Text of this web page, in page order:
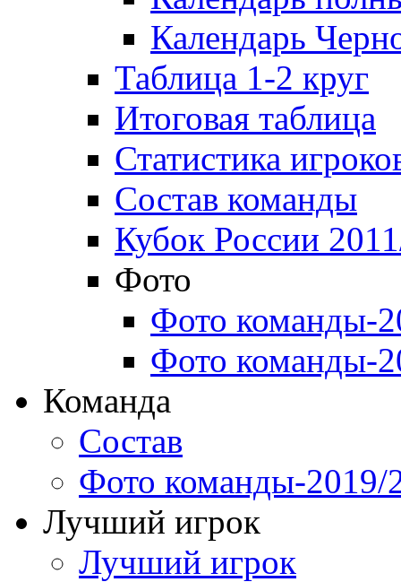
Календарь
Таблица 1-2 круг
Итоговая таблица
Статистика
Состав команды
Кубок России
Фото
Фото команды-
Фото команды-
Команда
Состав
Фото команды-2019/
Лучший игрок
Лучший игрок